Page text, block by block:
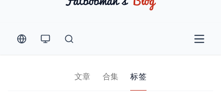
Open
文章 合集 标签